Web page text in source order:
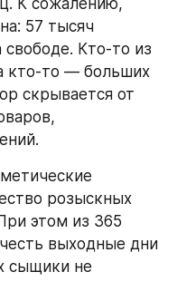
57 тысяч
свободе. Кто-то из
кто-то — больших
скрывается от
розыскных
этом из 365
выходные дни
сыщики не